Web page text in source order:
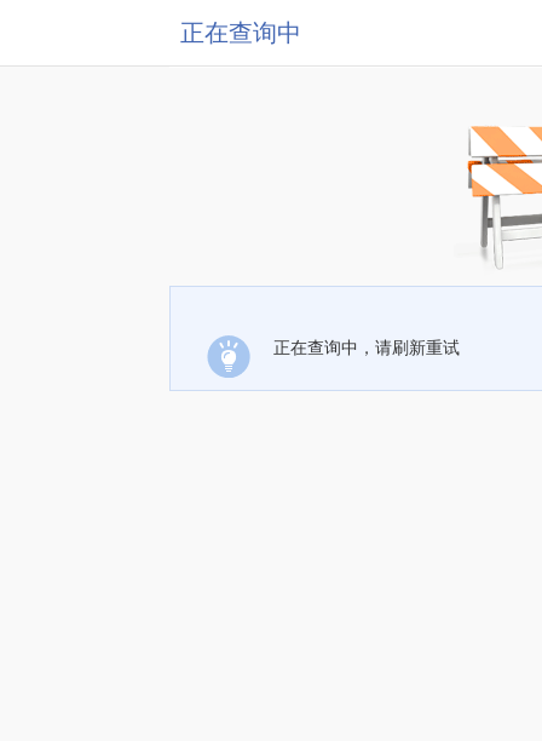
正在查询中
正在查询中，请刷新重试